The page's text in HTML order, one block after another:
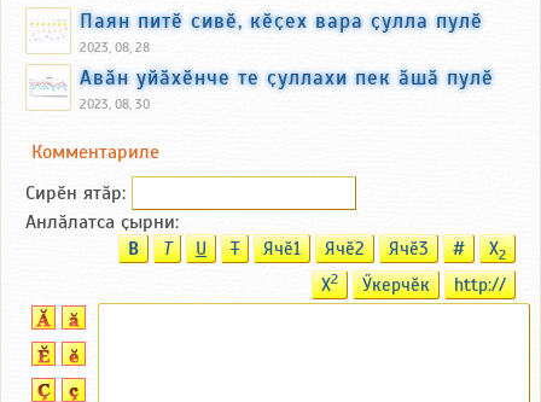
Паян питӗ сивӗ, кӗҫех вара ҫулла пулӗ
2023, 08, 28
Авӑн уйӑхӗнче те ҫуллахи пек ӑшӑ пулӗ
2023, 08, 30
Комментариле
Сирӗн ятӑp:
Анлӑлатса ҫырни:
B T U T Ячӗ1 Ячӗ2 Ячӗ3 # X2
X2 Ӳкерчӗк http://